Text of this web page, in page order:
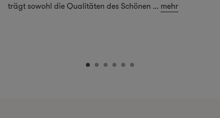
trägt sowohl die Qualitäten des Schönen ... mehr